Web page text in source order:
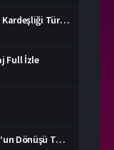
Yüzüklerin Efendisi: Yüzük Kardeşliği Türkçe Dublaj İzle
Full İzle
Yıldız Savaşları İmparator’un Dönüşü Türkçe Dublaj İzle